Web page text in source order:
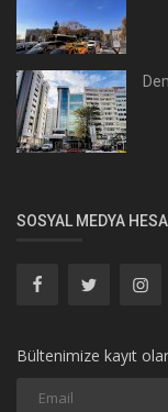
SOSYAL MEDYA
Bültenimize kayıt